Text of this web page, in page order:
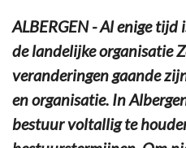
ALBERGEN - Al enige
de landelijke organisatie
veranderingen gaande
en organisatie. In
bestuur voltallig te